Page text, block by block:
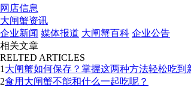
网店信息
大闸蟹资讯
企业新闻 媒体报道 大闸蟹百科 企业公告
相关文章
RELTED ARTICLES
1 大闸蟹如何保存？掌握这两种方法轻松吃到
2食用大闸蟹不能和什么一起吃呢？